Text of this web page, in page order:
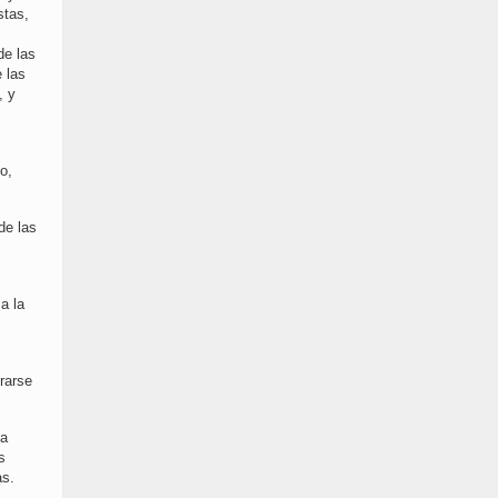
las
las
y
las
la